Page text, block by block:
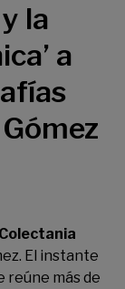
la
a
El instante
reúne más de